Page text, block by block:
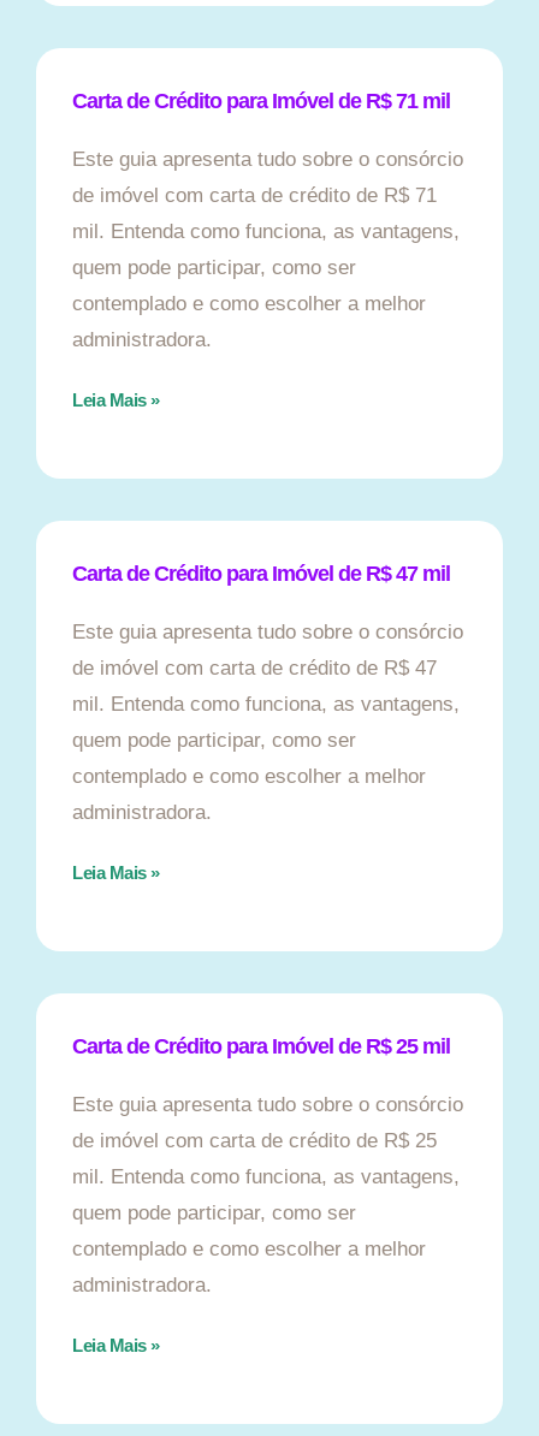
Carta de Crédito para Imóvel de R$ 71 mil
Este guia apresenta tudo sobre o consórcio
de imóvel com carta de crédito de R$ 71
mil. Entenda como funciona, as vantagens,
quem pode participar, como ser
contemplado e como escolher a melhor
administradora.
Leia Mais »
Carta de Crédito para Imóvel de R$ 47 mil
Este guia apresenta tudo sobre o consórcio
de imóvel com carta de crédito de R$ 47
mil. Entenda como funciona, as vantagens,
quem pode participar, como ser
contemplado e como escolher a melhor
administradora.
Leia Mais »
Carta de Crédito para Imóvel de R$ 25 mil
Este guia apresenta tudo sobre o consórcio
de imóvel com carta de crédito de R$ 25
mil. Entenda como funciona, as vantagens,
quem pode participar, como ser
contemplado e como escolher a melhor
administradora.
Leia Mais »